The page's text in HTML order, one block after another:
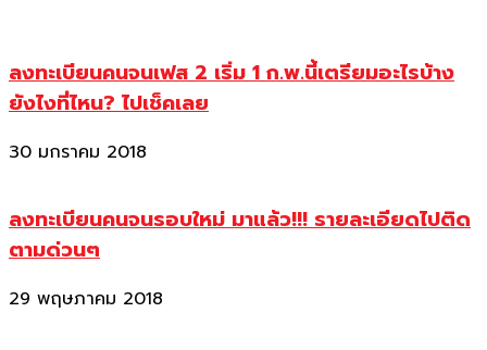
ลงทะเบียนคนจนเฟส 2 เริ่ม 1 ก.พ.นี้เตรียมอะไรบ้าง
ยังไงที่ไหน? ไปเช็คเลย
30 มกราคม 2018
ลงทะเบียนคนจนรอบใหม่ มาแล้ว!!! รายละเอียดไปติด
ตามด่วนๆ
29 พฤษภาคม 2018